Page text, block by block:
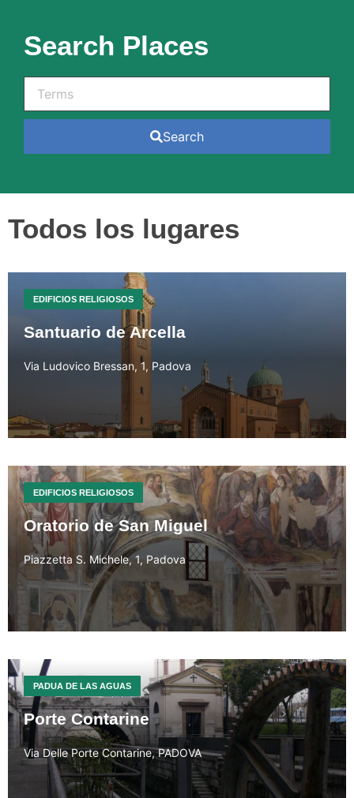
Search Places
Search
Todos los lugares
EDIFICIOS RELIGIOSOS
Santuario de Arcella
Via Ludovico Bressan, 1, Padova
EDIFICIOS RELIGIOSOS
Oratorio de San Miguel
Piazzetta S. Michele, 1, Padova
PADUA DE LAS AGUAS
Porte Contarine
Via Delle Porte Contarine, PADOVA